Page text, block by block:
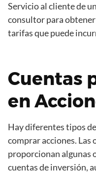
Servicio al cliente de
consultor para
tarifas que puede
Cuentas
en
Hay diferentes tipos
comprar acciones. Las
proporcionan algunas
cuentas de inversión,